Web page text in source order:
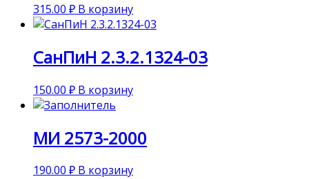
315.00 ₽ В корзину
СанПиН 2.3.2.1324-03
150.00 ₽ В корзину
МИ 2573-2000
190.00 ₽ В корзину